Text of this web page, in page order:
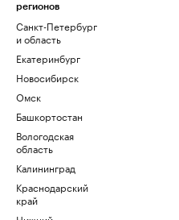
регионов
Санкт-Петербург
и область
Екатеринбург
Новосибирск
Омск
Башкортостан
Вологодская
область
Калининград
Краснодарский
край